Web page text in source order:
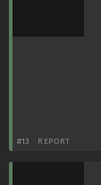
#13 REPORT